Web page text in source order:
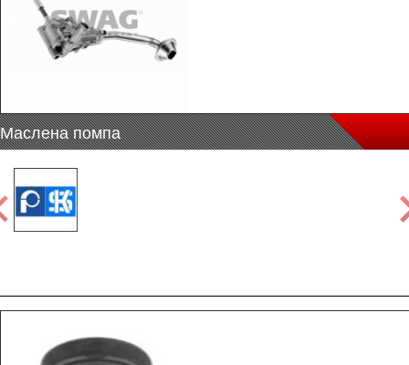
Маслена помпа